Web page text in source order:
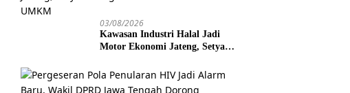
03/08/2026
Kawasan Industri Halal Jadi
Motor Ekonomi Jateng, Setya
Pemerataan UMKM